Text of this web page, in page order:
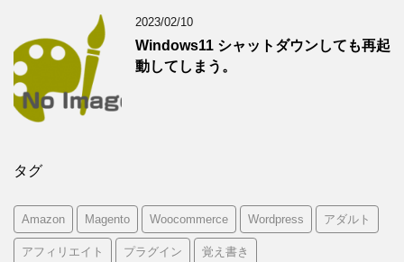
2023/02/10
Windows11 シャットダウンしても再起
動してしまう。
タグ
Amazon Magento Woocommerce Wordpress アダルト
アフィリエイト プラグイン 覚え書き